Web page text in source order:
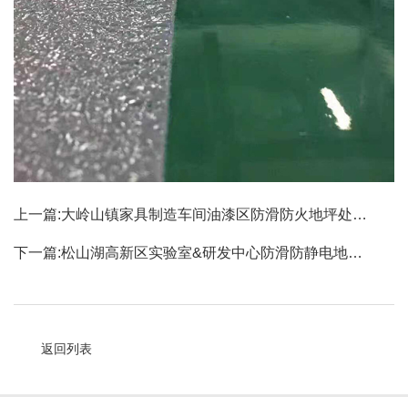
上一篇:大岭山镇家具制造车间油漆区防滑防火地坪处…
下一篇:松山湖高新区实验室&研发中心防滑防静电地…
返回列表